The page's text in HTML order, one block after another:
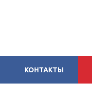
КОНТАКТЫ